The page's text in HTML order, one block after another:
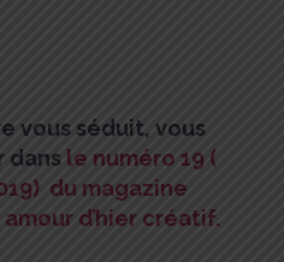
vous séduit, vous
dans le numéro 19 (
du magazine
d’hier créatif.